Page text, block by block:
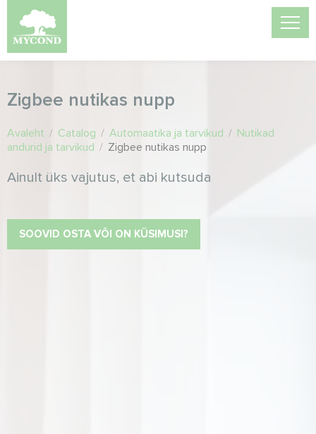
Zigbee nutikas nupp
Avaleht / Catalog / Automaatika ja tarvikud / Nutikad
andurid ja tarvikud / Zigbee nutikas nupp
Ainult üks vajutus, et abi kutsuda
SOOVID OSTA VÕI ON KÜSIMUSI?